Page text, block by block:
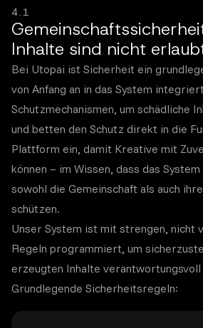
4.1
Inhalte sind nicht
Bei Utopai ist Sicherheit ein
von Anfang an in das System
Schutzmechanismen, um schädliche
und betten den Schutz direkt in die
Plattform ein, damit Kreative mit
können – im Wissen, dass das
sowohl die Gemeinschaft als auch
schützen.
Unser System ist mit strengen, nicht
Regeln programmiert, um
erzeugten Inhalte verantwortungsvoll
Grundlegende Sicherheitsregeln: